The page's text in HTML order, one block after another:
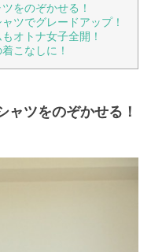
をのぞかせる！
ツでグレードアップ！
オトナ女子全開！
こなしに！
ャツをのぞかせる！